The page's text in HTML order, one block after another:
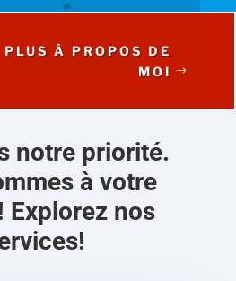
PLUS À PROPOS DE
MOI
notre priorité.
à votre
Explorez nos